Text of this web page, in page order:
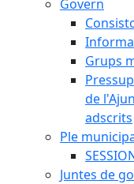
Govern
Grups
de
adscrits
Ple
Juntes de